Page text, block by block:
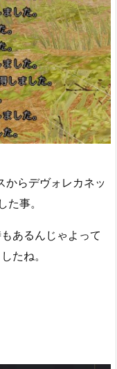
からデヴォレカネッ
事。
あるんじゃよって
たね。